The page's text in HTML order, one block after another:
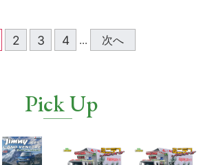
2 3 4 ... 次へ
Pick Up